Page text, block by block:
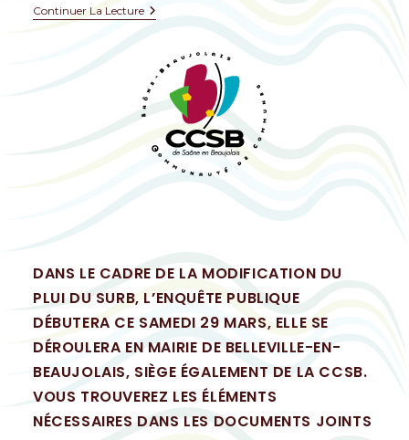
Continuer La Lecture
DANS LE CADRE DE LA MODIFICATION DU
PLUI DU SURB, L’ENQUÊTE PUBLIQUE
DÉBUTERA CE SAMEDI 29 MARS, ELLE SE
DÉROULERA EN MAIRIE DE BELLEVILLE-EN-
BEAUJOLAIS, SIÈGE ÉGALEMENT DE LA CCSB.
VOUS TROUVEREZ LES ÉLÉMENTS
NÉCESSAIRES DANS LES DOCUMENTS JOINTS